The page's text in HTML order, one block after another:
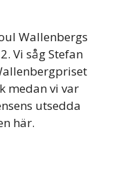
Wallenbergs
Vi såg Stefan
medan vi var
utsedda
här.